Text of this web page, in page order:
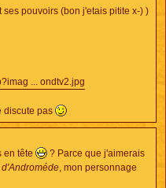
pouvoirs (bon j'etais pitite x-) )
... ondtv2.jpg
discute pas
en tête
? Parce que j'aimerais
, mon personnage